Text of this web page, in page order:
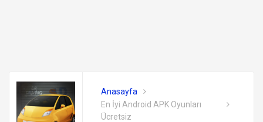
Anasayfa
En İyi Android APK Oyunları
Ücretsiz